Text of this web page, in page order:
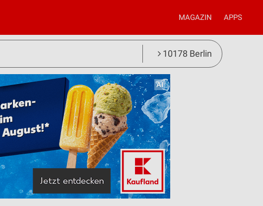
MAGAZIN APPS
10178 Berlin